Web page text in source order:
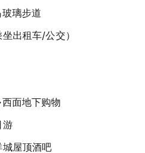
璃步道
出租车/公交）
面地下购物
游
屋顶酒吧